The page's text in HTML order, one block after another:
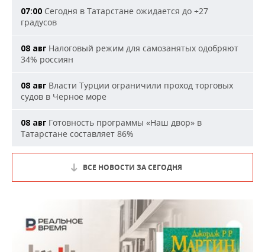
07:00 Сегодня в Татарстане ожидается до +27
градусов
08 авг Налоговый режим для самозанятых одобряют
34% россиян
08 авг Власти Турции ограничили проход торговых
судов в Черное море
08 авг Готовность программы «Наш двор» в
Татарстане составляет 86%
ВСЕ НОВОСТИ ЗА СЕГОДНЯ